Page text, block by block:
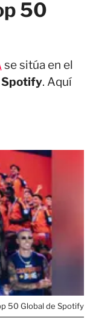
50
se sitúa en el
Spotify. Aquí
50 Global de Spotify